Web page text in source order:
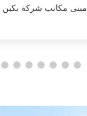
مبنى مكاتب شركة بكين